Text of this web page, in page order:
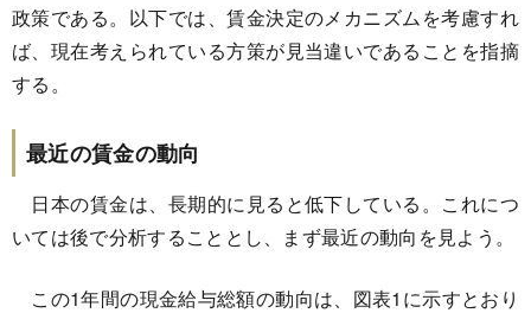
政策である。以下では、賃金決定のメカニズムを考慮すれ
ば、現在考えられている方策が見当違いであることを指摘
する。
最近の賃金の動向
日本の賃金は、長期的に見ると低下している。これにつ
いては後で分析することとし、まず最近の動向を見よう。
この1年間の現金給与総額の動向は、図表1に示すとおり